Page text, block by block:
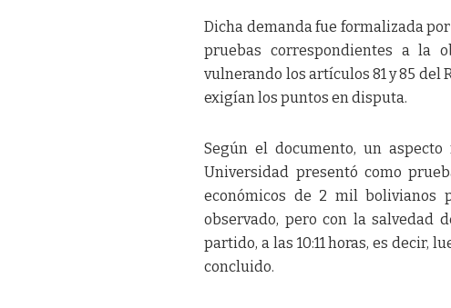
Dicha demanda fue formalizada
pruebas correspondientes a la
vulnerando los artículos 81 y 85 del
exigían los puntos en disputa.
Según el documento, un
Universidad presentó como
económicos de 2 mil bolivianos
observado, pero con la salvedad
partido, a las 10:11 horas, es decir,
concluido.